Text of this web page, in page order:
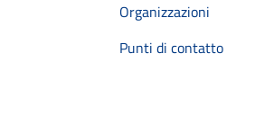
Organizzazioni
Punti di contatto